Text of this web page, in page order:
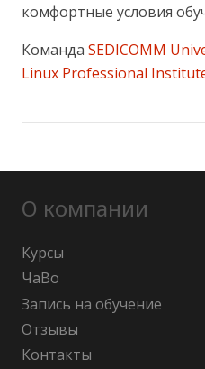
комфортные условия
Команда SEDICOMM
Linux Professional
О компании
Курсы
ЧаВо
Запись на обучение
Отзывы
Контакты